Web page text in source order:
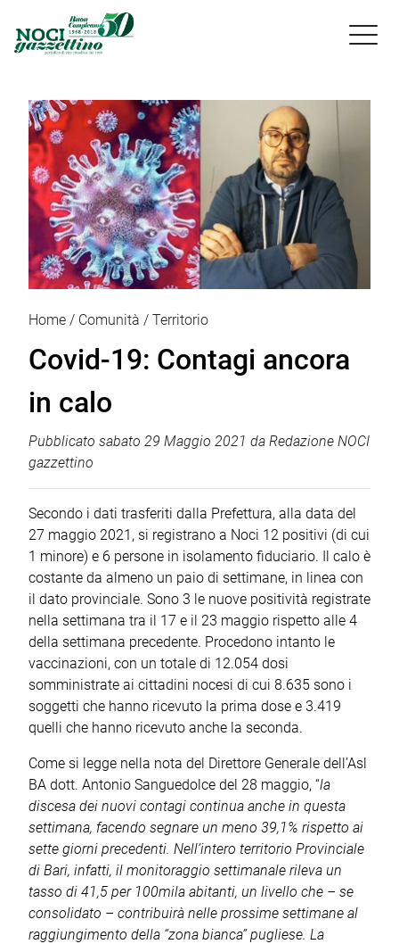

Home Comunità Territorio
Covid-19: Contagi ancora
in calo
Pubblicato sabato 29 Maggio 2021 da Redazione NOCI
gazzettino
Secondo i dati trasferiti dalla Prefettura, alla data del
27 maggio 2021, si registrano a Noci 12 positivi (di cui
1 minore) e 6 persone in isolamento fiduciario. Il calo è
costante da almeno un paio di settimane, in linea con
il dato provinciale. Sono 3 le nuove positività registrate
nella settimana tra il 17 e il 23 maggio rispetto alle 4
della settimana precedente. Procedono intanto le
vaccinazioni, con un totale di 12.054 dosi
somministrate ai cittadini nocesi di cui 8.635 sono i
soggetti che hanno ricevuto la prima dose e 3.419
quelli che hanno ricevuto anche la seconda.
Come si legge nella nota del Direttore Generale dell’Asl
BA dott. Antonio Sanguedolce del 28 maggio, “la
discesa dei nuovi contagi continua anche in questa
settimana, facendo segnare un meno 39,1% rispetto ai
sette giorni precedenti. Nell’intero territorio Provinciale
di Bari, infatti, il monitoraggio settimanale rileva un
tasso di 41,5 per 100mila abitanti, un livello che – se
consolidato – contribuirà nelle prossime settimane al
raggiungimento della “zona bianca” pugliese. La